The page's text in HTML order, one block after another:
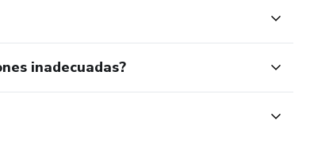
inadecuadas?